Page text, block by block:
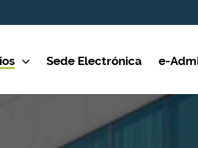
Sede Electrónica e-